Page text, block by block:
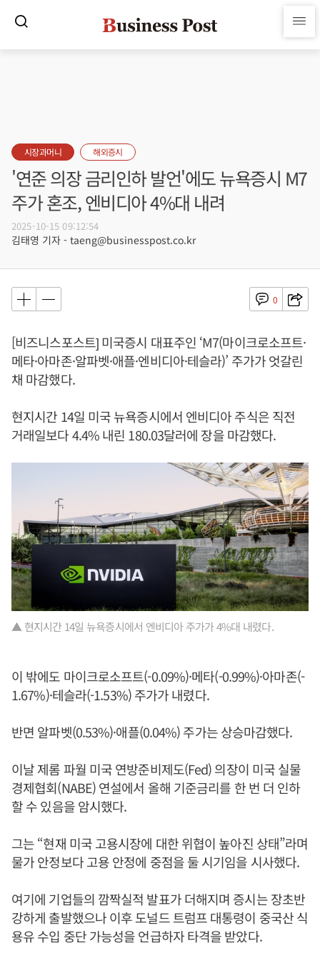
시장과머니 해외증시
'연준 의장 금리인하 발언'에도 뉴욕증시 M7
주가 혼조, 엔비디아 4%대 내려
2025-10-15 09:12:54
김태영 기자 - taeng@businesspost.co.kr
0
[비즈니스포스트] 미국증시 대표주인 ‘M7(마이크로소프트·
메타·아마존·알파벳·애플·엔비디아·테슬라)’ 주가가 엇갈린
채 마감했다.
현지시간 14일 미국 뉴욕증시에서 엔비디아 주식은 직전
거래일보다 4.4% 내린 180.03달러에 장을 마감했다.
▲ 현지시간 14일 뉴욕증시에서 엔비디아 주가가 4%대 내렸다.
이 밖에도 마이크로소프트(-0.09%)·메타(-0.99%)·아마존(-
1.67%)·테슬라(-1.53%) 주가가 내렸다.
반면 알파벳(0.53%)·애플(0.04%) 주가는 상승마감했다.
이날 제롬 파월 미국 연방준비제도(Fed) 의장이 미국 실물
경제협회(NABE) 연설에서 올해 기준금리를 한 번 더 인하
할 수 있음을 암시했다.
그는 “현재 미국 고용시장에 대한 위협이 높아진 상태”라며
물가 안정보다 고용 안정에 중점을 둘 시기임을 시사했다.
여기에 기업들의 깜짝실적 발표가 더해지며 증시는 장초반
강하게 출발했으나 이후 도널드 트럼프 대통령이 중국산 식
용유 수입 중단 가능성을 언급하자 타격을 받았다.